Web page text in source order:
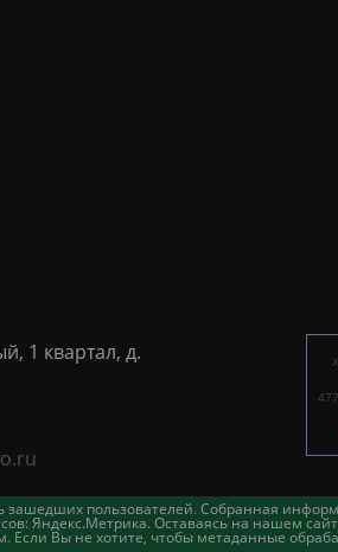
зашедших пользователей. Собранная
Яндекс.Метрика. Оставаясь на нашем
Вы не хотите, чтобы метаданные
1 квартал, д.